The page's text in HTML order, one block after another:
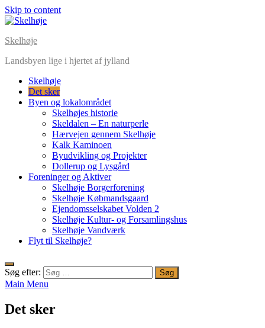
Skip to content
Skelhøje
Landsbyen lige i hjertet af jylland
Skelhøje
Det sker
Byen og lokalområdet
Skelhøjes historie
Skeldalen – En naturperle
Hærvejen gennem Skelhøje
Kalk Kaminoen
Byudvikling og Projekter
Dollerup og Lysgård
Foreninger og Aktiver
Skelhøje Borgerforening
Skelhøje Købmandsgaard
Ejendomsselskabet Volden 2
Skelhøje Kultur- og Forsamlingshus
Skelhøje Vandværk
Flyt til Skelhøje?
Søg efter:
Main Menu
Det sker